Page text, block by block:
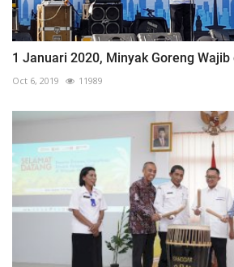
1 Januari 2020, Minyak Goreng
Oct 6, 2019 11989